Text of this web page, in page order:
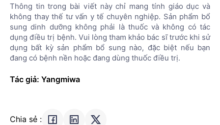
Thông tin trong bài viết này chỉ mang tính giáo dục và
không thay thế tư vấn y tế chuyên nghiệp. Sản phẩm bổ
sung dinh dưỡng không phải là thuốc và không có tác
dụng điều trị bệnh. Vui lòng tham khảo bác sĩ trước khi sử
dụng bất kỳ sản phẩm bổ sung nào, đặc biệt nếu bạn
đang có bệnh nền hoặc đang dùng thuốc điều trị.
Tác giả: Yangmiwa
Chia sẻ :